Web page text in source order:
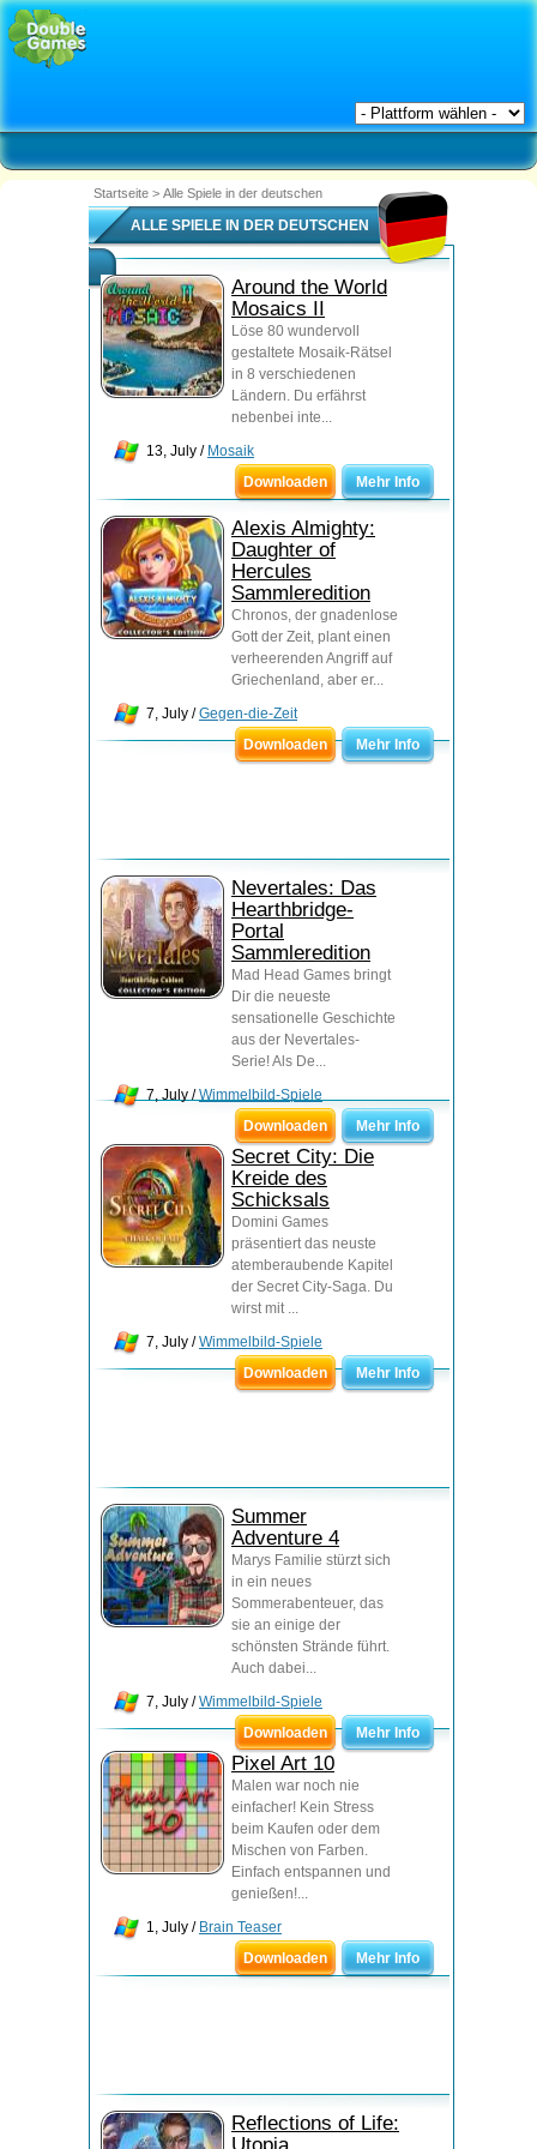
Startseite > Alle Spiele in der deutschen
ALLE SPIELE IN DER DEUTSCHEN
Around the World
Mosaics II
Löse 80 wundervoll
gestaltete Mosaik-Rätsel
in 8 verschiedenen
Ländern. Du erfährst
nebenbei inte...
13, July / Mosaik
Downloaden
Mehr Info
Alexis Almighty:
Daughter of
Hercules
Sammleredition
Chronos, der gnadenlose
Gott der Zeit, plant einen
verheerenden Angriff auf
Griechenland, aber er...
7, July /Gegen-die-Zeit
Downloaden
Mehr Info
Nevertales: Das
Hearthbridge-
Portal
Sammleredition
Mad Head Games bringt
Dir die neueste
sensationelle Geschichte
aus der Nevertales-
Serie! Als De...
7, July /Wimmelbild-Spiele
Downloaden
Mehr Info
Secret City: Die
Kreide des
Schicksals
Domini Games
präsentiert das neuste
atemberaubende Kapitel
der Secret City-Saga. Du
wirst mit ...
7, July /Wimmelbild-Spiele
Downloaden
Mehr Info
Summer
Adventure 4
Marys Familie stürzt sich
in ein neues
Sommerabenteuer, das
sie an einige der
schönsten Strände führt.
Auch dabei...
7, July /Wimmelbild-Spiele
Downloaden
Mehr Info
Pixel Art 10
Malen war noch nie
einfacher! Kein Stress
beim Kaufen oder dem
Mischen von Farben.
Einfach entspannen und
genießen!...
1, July / Brain Teaser
Downloaden
Mehr Info
Reflections of Life: